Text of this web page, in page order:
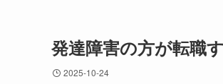
発達障害の方が転職
2025-10-24